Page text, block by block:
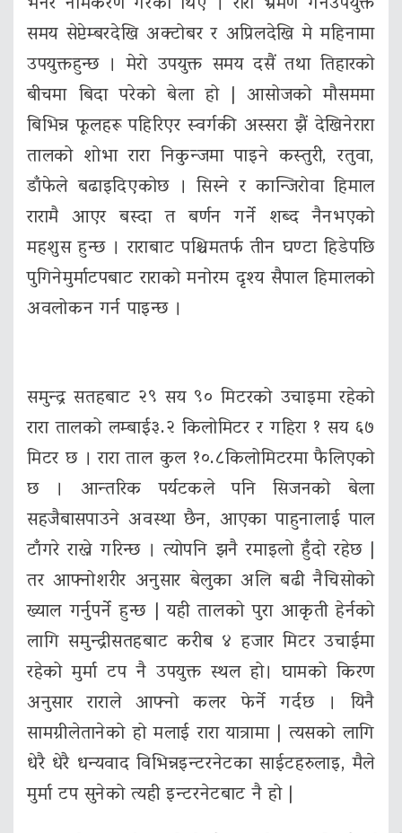
समय सेप्टेम्बरदेखि अक्टोबर र अप्रिलदेखि मे महिनामा
उपयुक्तहुन्छ । मेरो उपयुक्त समय दसैं तथा तिहारको
बीचमा बिदा परेको बेला हो | आसोजको मौसममा
बिभिन्न फूलहरू पहिरिएर स्वर्गकी अस्सरा झैं देखिनेरारा
तालको शोभा रारा निकुन्जमा पाइने कस्तुरी, रतुवा,
डाँफेले बढाइदिएकोछ । सिस्ने र कान्जिरोवा हिमाल
रारामै आएर बस्दा त बर्णन गर्ने शब्द नैनभएको
महशुस हुन्छ । राराबाट पश्चिमतर्फ तीन घण्टा हिडेपछि
पुगिनेमुर्माटपबाट राराको मनोरम दृश्य सैपाल हिमालको
अवलोकन गर्न पाइन्छ ।
समुन्द्र सतहबाट २९ सय ९० मिटरको उचाइमा रहेको
रारा तालको लम्बाई३.२ किलोमिटर र गहिरा १ सय ६७
मिटर छ । रारा ताल कुल १०.८किलोमिटरमा फैलिएको
छ । आन्तरिक पर्यटकले पनि सिजनको बेला
सहजैबासपाउने अवस्था छैन, आएका पाहुनालाई पाल
टाँगरे राख्ने गरिन्छ । त्योपनि झनै रमाइलाे हुँदो रहेछ |
तर आफ्नोशरीर अनुसार बेलुका अलि बढी नैचिसोको
ख्याल गर्नुपर्ने हुन्छ | यही तालको पुरा आकृती हेर्नको
लागि समुन्द्रीसतहबाट करीब ४ हजार मिटर उचाईमा
रहेको मुर्मा टप नै उपयुक्त स्थल हो। घामको किरण
अनुसार राराले आफ्नो कलर फेर्ने गर्दछ । यिनै
सामग्रीलेतानेको हो मलाई रारा यात्रामा | त्यसको लागि
धेरै धेरै धन्यवाद विभिन्नइन्टरनेटका साईटहरुलाइ, मैले
मुर्मा टप सुनेको त्यही इन्टरनेटबाट नै हो |